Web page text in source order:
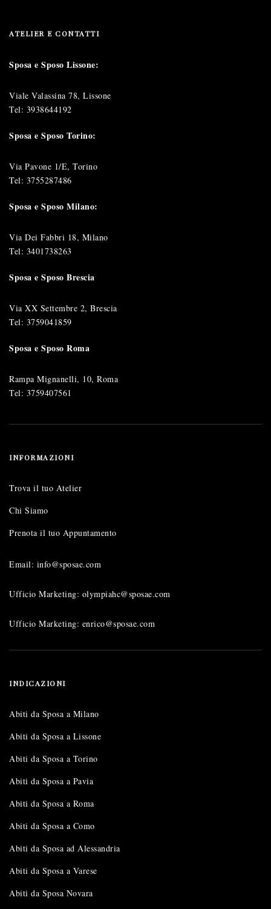
ATELIER E CONTATTI
Sposa e Sposo Lissone:
Viale Valassina 78, Lissone
Tel: 3938644192
Sposa e Sposo Torino:
Via Pavone 1/E, Torino
Tel: 3755287486
Sposa e Sposo Milano:
Via Dei Fabbri 18, Milano
Tel: 3401738263
Sposa e Sposo Brescia
Via XX Settembre 2, Brescia
Tel: 3759041859
Sposa e Sposo Roma
Rampa Mignanelli, 10, Roma
Tel: 3759407561
INFORMAZIONI
Trova il tuo Atelier
Chi Siamo
Prenota il tuo Appuntamento
Email: info@sposae.com
Ufficio Marketing: olympiahc@sposae.com
Ufficio Marketing: enrico@sposae.com
INDICAZIONI
Abiti da Sposa a Milano
Abiti da Sposa a Lissone
Abiti da Sposa a Torino
Abiti da Sposa a Pavia
Abiti da Sposa a Roma
Abiti da Sposa a Como
Abiti da Sposa ad Alessandria
Abiti da Sposa a Varese
Abiti da Sposa Novara